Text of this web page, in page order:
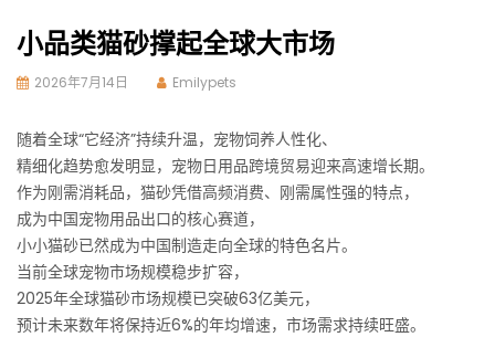
小品类猫砂撑起全球大市场
2026年7月14日 Emilypets
随着全球“它经济”持续升温，宠物饲养人性化、
精细化趋势愈发明显，宠物日用品跨境贸易迎来高速增长期。
作为刚需消耗品，猫砂凭借高频消费、刚需属性强的特点，
成为中国宠物用品出口的核心赛道，
小小猫砂已然成为中国制造走向全球的特色名片。
当前全球宠物市场规模稳步扩容，
2025年全球猫砂市场规模已突破63亿美元，
预计未来数年将保持近6%的年均增速，市场需求持续旺盛。